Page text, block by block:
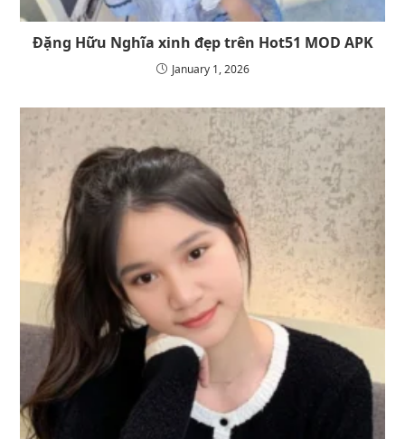
Đặng Hữu Nghĩa xinh đẹp trên Hot51 MOD APK
January 1, 2026